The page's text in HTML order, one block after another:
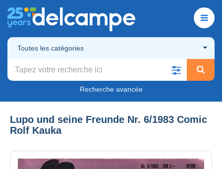
Toutes les catégories
Recherche avancée
Lupo und seine Freunde Nr. 6/1983 Comic
Rolf Kauka